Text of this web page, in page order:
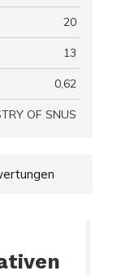
20
13
0,62
OF SNUS